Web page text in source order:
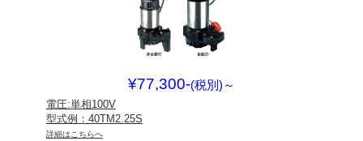
¥77,300-(税別) ～
電圧:単相100V
型式例：40TM2.25S
詳細はこちらへ